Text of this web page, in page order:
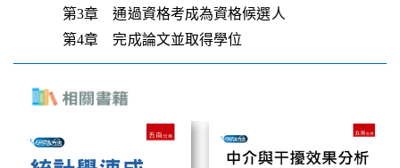
第3章 通過資格考成為資格候選人
第4章 完成論文並取得學位